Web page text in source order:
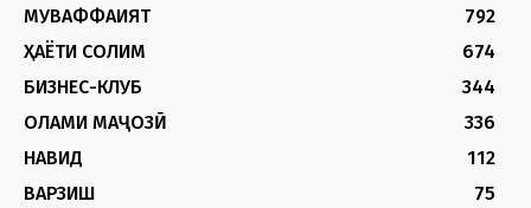
МУВАФФАҚИЯТ
792
ҲАЁТИ СОЛИМ
674
БИЗНЕС-КЛУБ
344
ОЛАМИ МАҶОЗӢ
336
НАВИД
112
ВАРЗИШ
75